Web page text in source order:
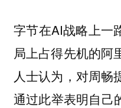
字节在AI战略上一
局上占得先机的阿
人士认为，对周畅
通过此举表明自己